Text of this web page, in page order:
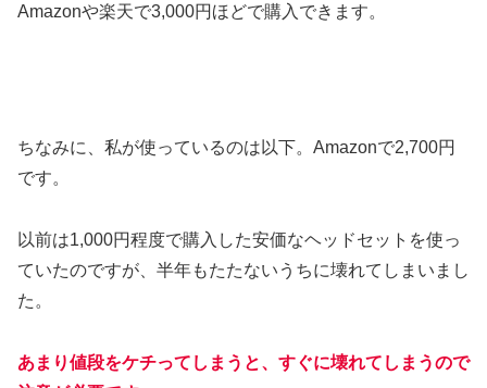
Amazonや楽天で3,000円ほどで購入できます。
ちなみに、私が使っているのは以下。Amazonで2,700円
です。
以前は1,000円程度で購入した安価なヘッドセットを使っ
ていたのですが、半年もたたないうちに壊れてしまいまし
た。
あまり値段をケチってしまうと、すぐに壊れてしまうので